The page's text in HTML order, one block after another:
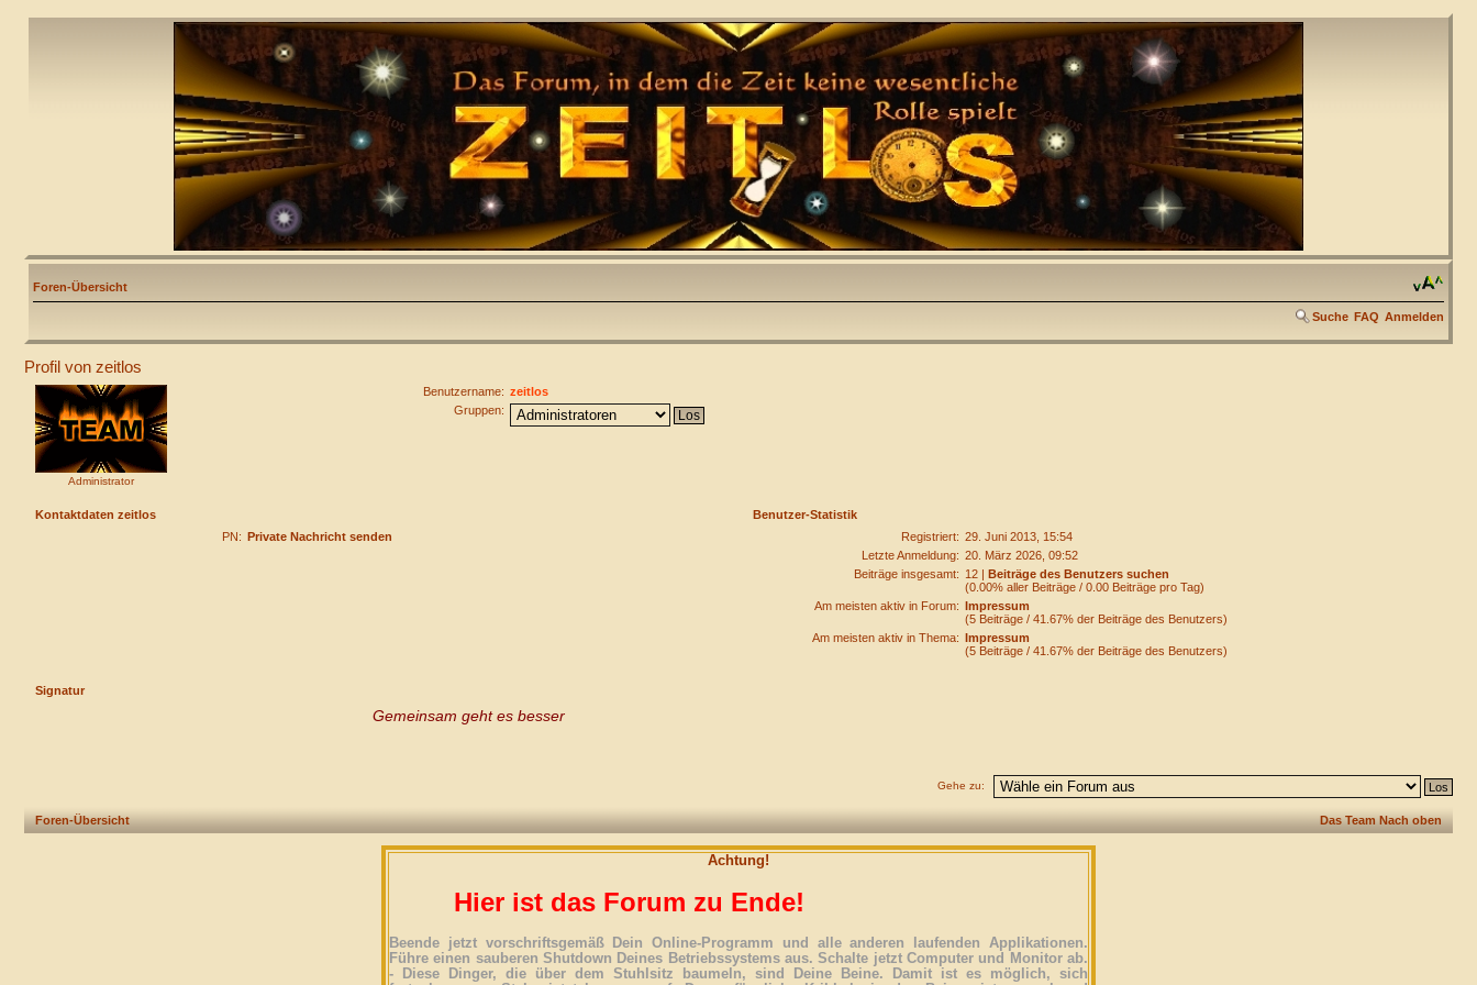
Foren-Übersicht
Suche FAQ Anmelden
Profil von zeitlos
Administrator
Benutzername: zeitlos
Gruppen:
Kontaktdaten zeitlos
PN: Private Nachricht senden
Benutzer-Statistik
Registriert: 29. Juni 2013, 15:54
Letzte Anmeldung: 20. März 2026, 09:52
Beiträge insgesamt: 12 | Beiträge des Benutzers suchen
(0.00% aller Beiträge / 0.00 Beiträge pro Tag)
Am meisten aktiv in Forum: Impressum
(5 Beiträge / 41.67% der Beiträge des Benutzers)
Am meisten aktiv in Thema: Impressum
(5 Beiträge / 41.67% der Beiträge des Benutzers)
Signatur
Gemeinsam geht es besser
Gehe zu:
Foren-Übersicht Das Team Nach oben
Achtung!
Hier ist das Forum zu Ende!
Beende jetzt vorschriftsgemäß Dein Online-Programm und alle anderen laufenden Applikationen.
Führe einen sauberen Shutdown Deines Betriebssystems aus. Schalte jetzt Computer und Monitor ab.
- Diese Dinger, die über dem Stuhlsitz baumeln, sind Deine Beine. Damit ist es möglich, sich